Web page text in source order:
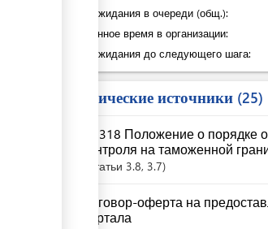
Время ожидания в очереди (общ.):
Затраченное время в организации:
Время ожидания до следующего шага:
Юридические источники 25
№ 318 Положение о порядке
контроля на таможенной
Статьи 3.8, 3.7
Договор-оферта на
портала